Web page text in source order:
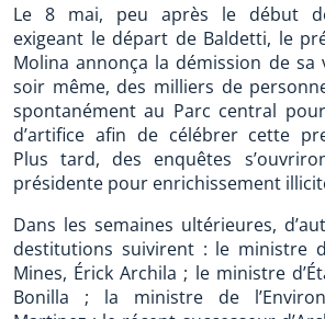
Le 8 mai, peu après le début
exigeant le départ de Baldetti, le
Molina annonça la démission de sa
soir même, des milliers de
spontanément au Parc central
d’artifice afin de célébrer cette
Plus tard, des enquêtes
présidente pour enrichissement
Dans les semaines ultérieures,
destitutions suivirent : le ministre
Mines, Érick Archila ; le ministre
Bonilla ; la ministre de